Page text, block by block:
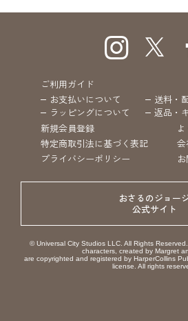
ご利用ガイド
お支払いについて
送料・
ラッピングについて
返品・
新規会員登録
特定商取引法に基づく表記
会
プライバシーポリシー
おさるのジョー
公式サイト
© Universal City Studios LLC. All Rights
characters, created by Margret
are copyrighted and registered by HarperCollins
license. All rights